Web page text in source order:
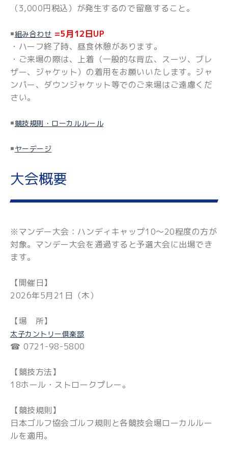
（3,000円税込）が発生するので留意すること。
￭組み合わせ =5月12日UP
・ハーフ終了時、昼食休憩があります。
・ご来場の際は、上着（一般的な背広、スーツ、ブレ
ザー、ジャケット）の着用をお願いいたします。ジャ
ンパー、ダウンジャケット等でのご来場はご遠慮くだ
さい。
￭競技規則・ローカルルール
￭ヤーデージ
大会概要
※マンデー大会：ハンディキャップ10～20程度の方が
対象。マンデー大会を通過すると予選大会に出場でき
ます。
【開催日】
2026年5月21日（木）
【場 所】
太子カントリー倶楽部
☎ 0721-98-5800
【競技方法】
18ホール・ストロークプレー。
【競技規則】
日本ゴルフ協会ゴルフ規則と各競技会場ローカルルー
ルを適用。